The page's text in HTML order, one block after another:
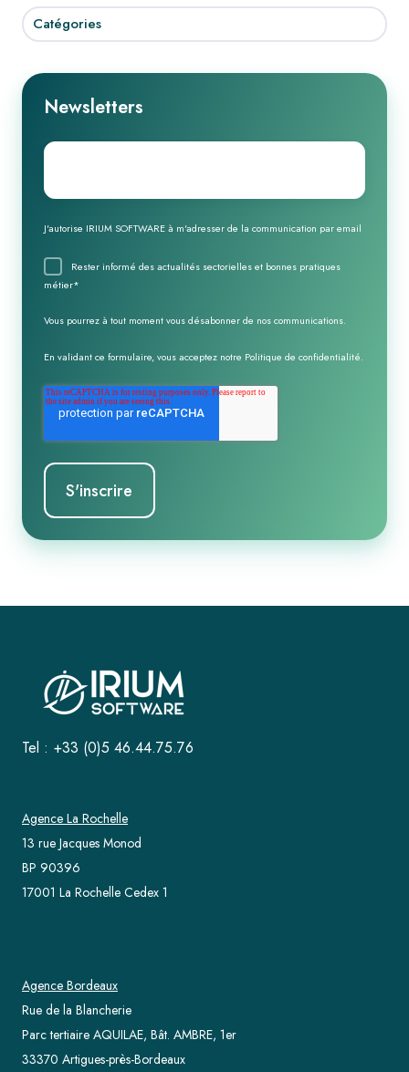
Catégories
Newsletters
Email
J'autorise IRIUM SOFTWARE à m'adresser de la communication par email
Rester informé des actualités sectorielles et bonnes pratiques
métier*
Vous pourrez à tout moment vous désabonner de nos communications.
En validant ce formulaire, vous acceptez notre Politique de confidentialité.
Tel : +33 (0)5 46.44.75.76
Agence La Rochelle
13 rue Jacques Monod
BP 90396
17001 La Rochelle Cedex 1
Agence Bordeaux
Rue de la Blancherie
Parc tertiaire AQUILAE, Bât. AMBRE, 1er
33370 Artigues-près-Bordeaux